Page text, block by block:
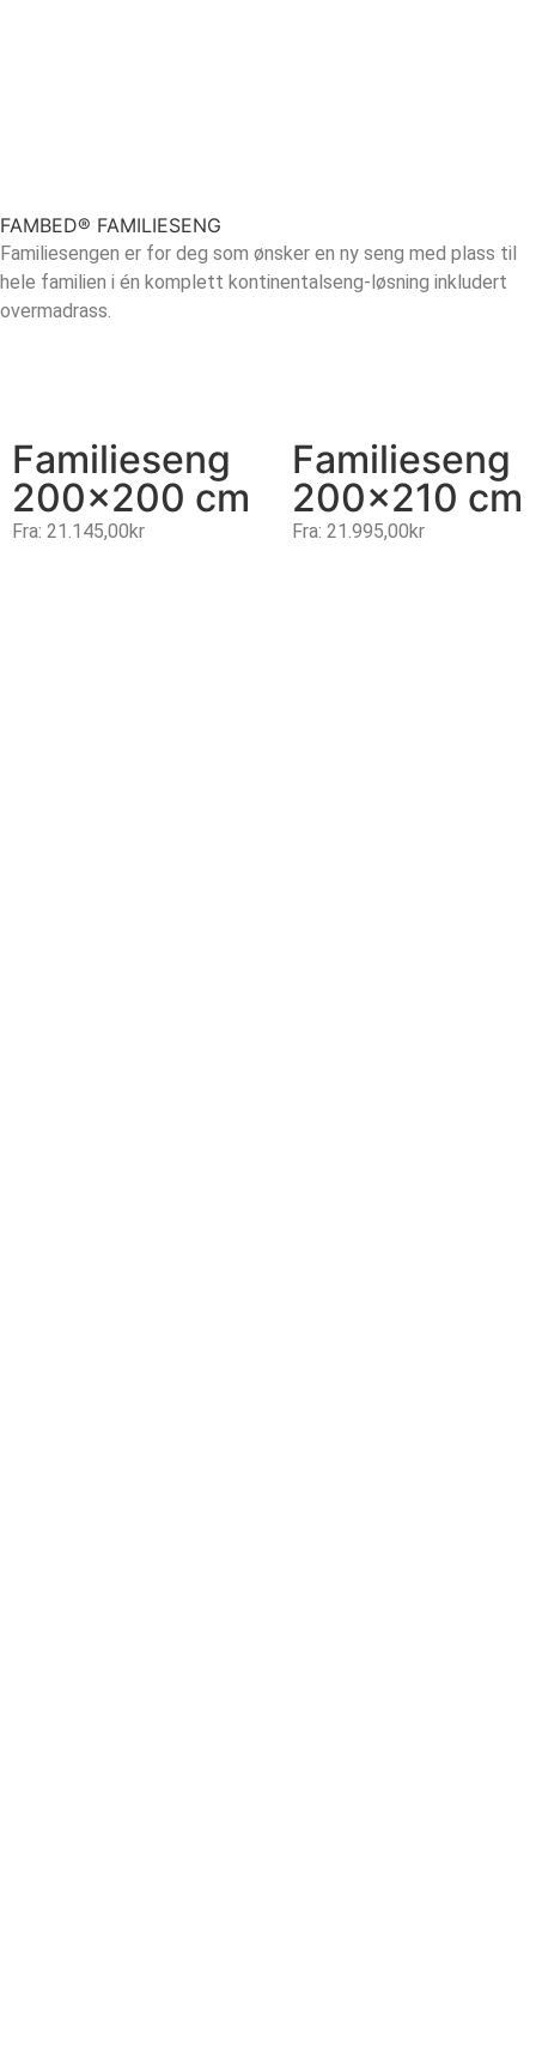
FAMBED® FAMILIESENG
Familiesengen er for deg som ønsker en ny seng med plass til
hele familien i én komplett kontinentalseng-løsning inkludert
overmadrass.
Familieseng
200×200 cm
Fra: 21.145,00kr
Familieseng
200×210 cm
Fra: 21.995,00kr